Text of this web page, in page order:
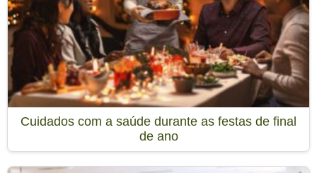
Cuidados com a saúde durante as festas de final
de ano